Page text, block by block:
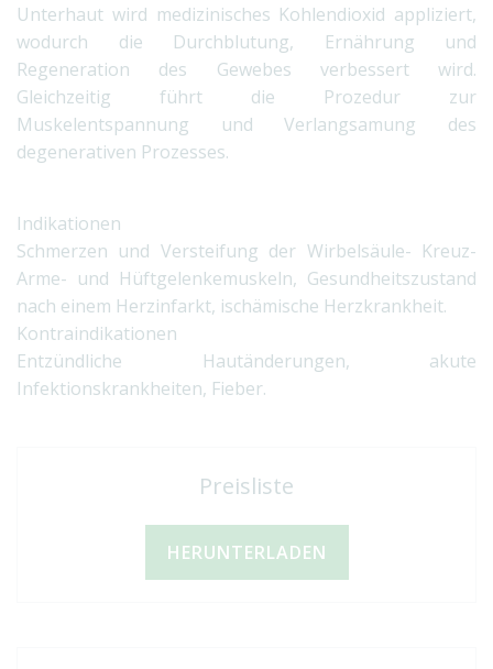
Unterhaut wird medizinisches Kohlendioxid appliziert,
wodurch die Durchblutung, Ernährung und
Regeneration des Gewebes verbessert wird.
Gleichzeitig führt die Prozedur zur
Muskelentspannung und Verlangsamung des
degenerativen Prozesses.
Indikationen
Schmerzen und Versteifung der Wirbelsäule- Kreuz-
Arme- und Hüftgelenkemuskeln, Gesundheitszustand
nach einem Herzinfarkt, ischämische Herzkrankheit.
Kontraindikationen
Entzündliche Hautänderungen, akute
Infektionskrankheiten, Fieber.
Preisliste
HERUNTERLADEN